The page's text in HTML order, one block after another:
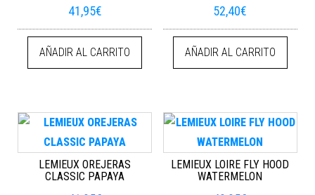
41,95€
AÑADIR AL CARRITO
52,40€
AÑADIR AL CARRITO
LEMIEUX OREJERAS
CLASSIC PAPAYA
LEMIEUX LOIRE FLY HOOD
WATERMELON